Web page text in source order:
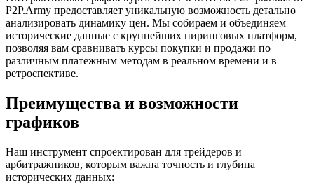
P2P.Army предоставляет уникальную возможность детально
анализировать динамику цен. Мы собираем и объединяем
исторические данные с крупнейших пиринговых платформ,
позволяя вам сравнивать курсы покупки и продажи по
различным платежным методам в реальном времени и в
ретроспективе.
Преимущества и возможности
графиков
Наш инструмент спроектирован для трейдеров и
арбитражников, которым важна точность и глубина
исторических данных: